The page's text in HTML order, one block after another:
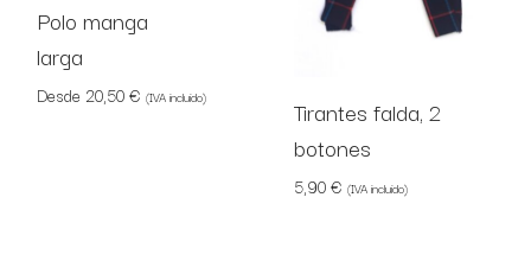
Polo manga
larga
Desde 20,50€ (IVA incluido)
Tirantes falda, 2
botones
5,90€ (IVA incluido)